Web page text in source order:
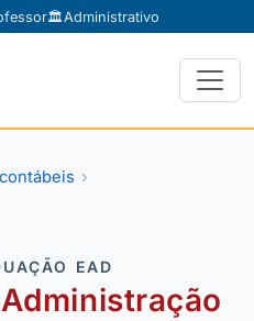
🏛️Administrativo
EAD